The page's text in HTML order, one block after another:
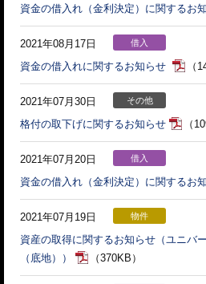
資金の借入れ（金利決定）に関するお
2021年08月17日 借入
資金の借入れに関するお知らせ （
2021年07月30日 その他
格付の取下げに関するお知らせ （
2021年07月20日 借入
資金の借入れ（金利決定）に関するお
2021年07月19日 物件
資産の取得に関するお知らせ（ユニバ
（底地））
（370KB）